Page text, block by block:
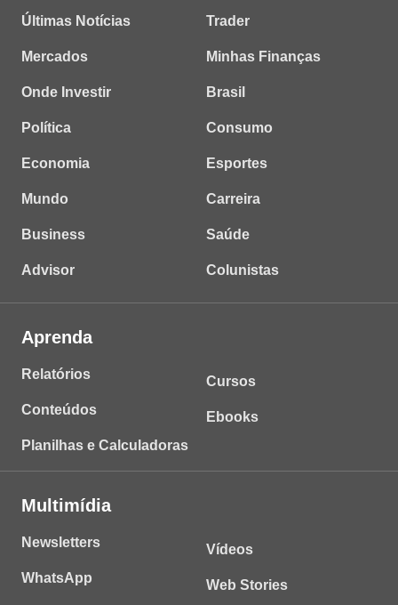
Últimas Notícias
Mercados
Onde Investir
Política
Economia
Mundo
Business
Advisor
Trader
Minhas Finanças
Brasil
Consumo
Esportes
Carreira
Saúde
Colunistas
Aprenda
Relatórios
Conteúdos
Planilhas e Calculadoras
Cursos
Ebooks
Multimídia
Newsletters
WhatsApp
Vídeos
Web Stories